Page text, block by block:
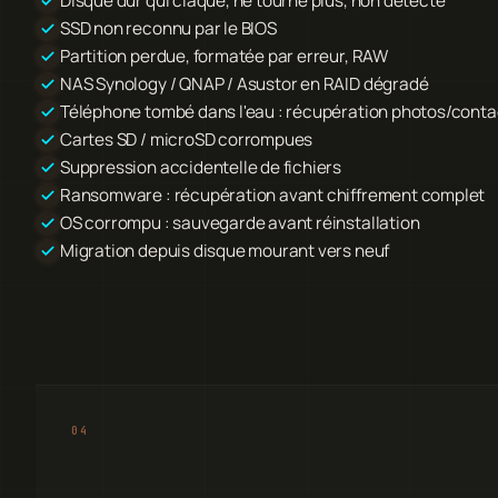
SSD non reconnu par le BIOS
Partition perdue, formatée par erreur, RAW
NAS Synology / QNAP / Asustor en RAID dégradé
Téléphone tombé dans l'eau : récupération photos/
Cartes SD / microSD corrompues
Suppression accidentelle de fichiers
Ransomware : récupération avant chiffrement complet
OS corrompu : sauvegarde avant réinstallation
Migration depuis disque mourant vers neuf